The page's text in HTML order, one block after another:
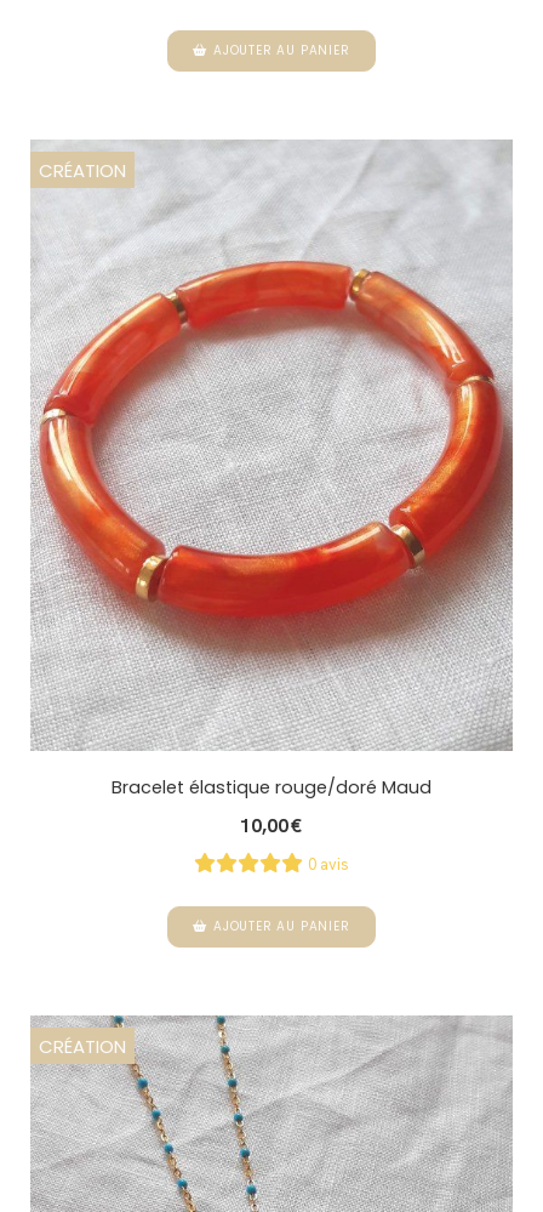
AJOUTER AU PANIER
CRÉATION
Bracelet élastique rouge/doré Maud
10,00€
0 avis
AJOUTER AU PANIER
CRÉATION